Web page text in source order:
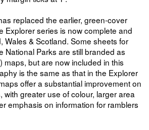
replaced the earlier, green-cover
Explorer series is now complete and
Wales & Scotland. Some sheets for
National Parks are still branded as
maps, but are now included in this
is the same as that in the Explorer
offer a substantial improvement on
with greater use of colour, larger area
emphasis on information for ramblers